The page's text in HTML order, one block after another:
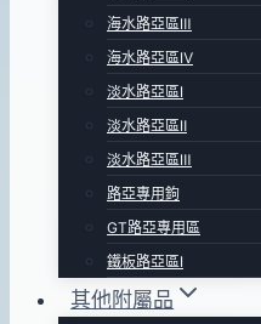
海水路亞區Ⅲ
海水路亞區Ⅳ
淡水路亞區Ⅰ
淡水路亞區Ⅱ
淡水路亞區Ⅲ
路亞專用鉤
GT路亞專用區
鐵板路亞區Ⅰ
其他附屬品